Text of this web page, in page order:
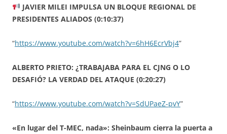
JAVIER MILEI IMPULSA UN BLOQUE REGIONAL DE
PRESIDENTES ALIADOS (0:10:37)
“https://www.youtube.com/watch?v=6hH6EcrVbj4”
ALBERTO PRIETO: ¿TRABAJABA PARA EL CJNG O LO
DESAFIÓ? LA VERDAD DEL ATAQUE (0:20:27)
“https://www.youtube.com/watch?v=SdUPaeZ-pvY”
«En lugar del T-MEC, nada»: Sheinbaum cierra la puerta a